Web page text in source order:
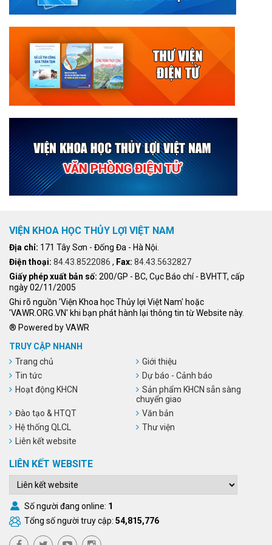
VIỆN KHOA HỌC THỦY LỢI VIỆT NAM
Địa chỉ: 171 Tây Sơn - Đống Đa - Hà Nội.
Điện thoại: 84.43.8522086 , Fax: 84.43.5632827
Giấy phép xuất bản số: 200/GP - BC, Cục Báo chí - BVHTT, cấp
ngày 02/11/2005
Ghi rõ nguồn 'Viện Khoa học Thủy lợi Việt Nam' hoặc
'VAWR.ORG.VN' khi bạn phát hành lại thông tin từ Website này.
® Powered by VAWR
TRUY CẬP NHANH
Trang chủ
Giới thiệu
Tin tức
Dự báo - Cảnh báo
Hoạt động KHCN
Sản phẩm KHCN sẵn sàng
chuyển giao
Đào tạo & HTQT
Văn bản
Hệ thống QLCL
Thư viện
Liên kết website
LIÊN KẾT WEBSITE
Số người đang online: 1
Tổng số người truy cập: 54,815,776